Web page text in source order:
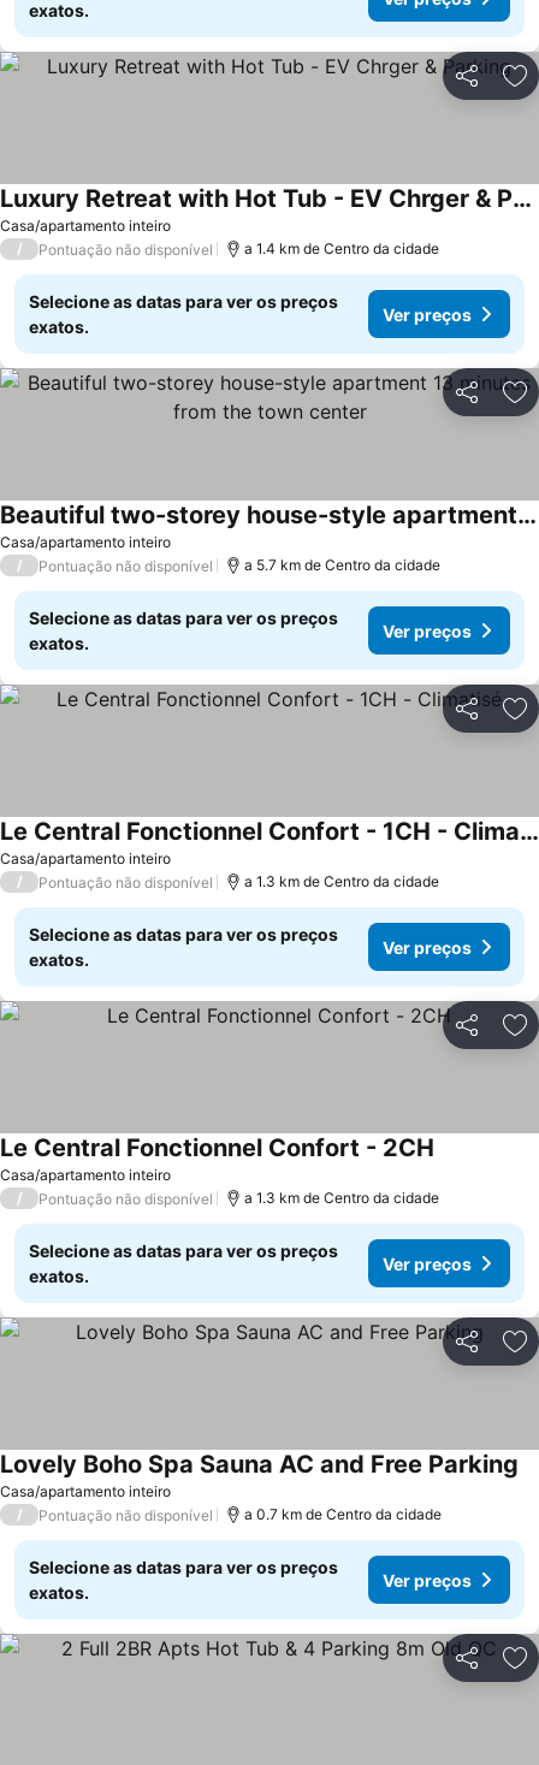
exatos.
Partilhar
Casa/apartamento inteiro
Luxury Retreat with Hot Tub - EV Chrger & Parking
/ Pontuação não disponível a 1.4 km de Centro da cidade
Selecione as datas para ver os preços
exatos.
Ver preços
Partilhar
Casa/apartamento inteiro
Beautiful two-storey house-style apartment 13 minutes from the town center
/ Pontuação não disponível a 5.7 km de Centro da cidade
Selecione as datas para ver os preços
exatos.
Ver preços
Partilhar
Casa/apartamento inteiro
Le Central Fonctionnel Confort - 1CH - Climatisé
/ Pontuação não disponível a 1.3 km de Centro da cidade
Selecione as datas para ver os preços
exatos.
Ver preços
Partilhar
Casa/apartamento inteiro
Le Central Fonctionnel Confort - 2CH
/ Pontuação não disponível a 1.3 km de Centro da cidade
Selecione as datas para ver os preços
exatos.
Ver preços
Partilhar
Casa/apartamento inteiro
Lovely Boho Spa Sauna AC and Free Parking
/ Pontuação não disponível a 0.7 km de Centro da cidade
Selecione as datas para ver os preços
exatos.
Ver preços
Partilhar